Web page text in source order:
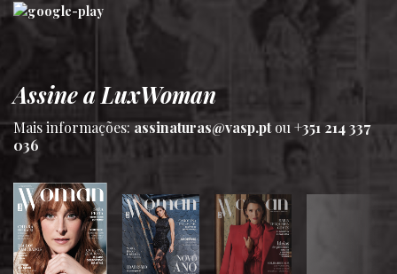
Assine a LuxWoman
Mais informações:assinaturas@vasp.ptou +351 214 337
036